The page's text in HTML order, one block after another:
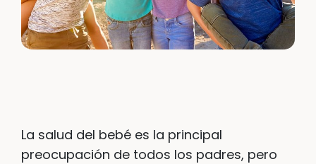
La salud del bebé es la principal
preocupación de todos los padres, pero